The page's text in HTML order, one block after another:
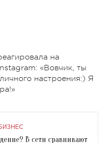
на
«Вовчик, ты
настроения:) Я
В сети сравнивают